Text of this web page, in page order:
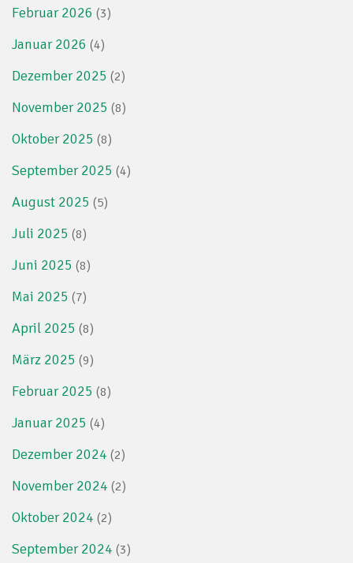
Februar 2026 (3)
Januar 2026 (4)
Dezember 2025 (2)
November 2025 (8)
Oktober 2025 (8)
September 2025 (4)
August 2025 (5)
Juli 2025 (8)
Juni 2025 (8)
Mai 2025 (7)
April 2025 (8)
März 2025 (9)
Februar 2025 (8)
Januar 2025 (4)
Dezember 2024 (2)
November 2024 (2)
Oktober 2024 (2)
September 2024 (3)